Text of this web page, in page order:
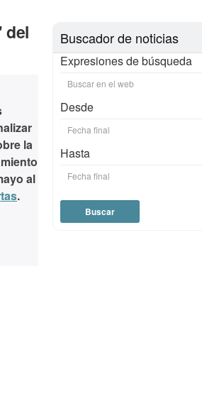
del
la
al
.
Buscador de noticias
Expresiones de búsqueda
Desde
Hasta
Buscar